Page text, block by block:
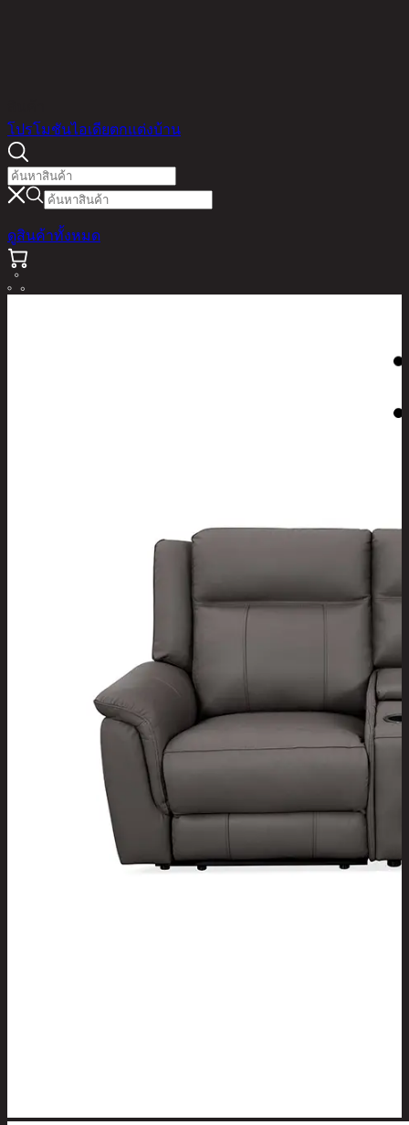
โปรโมชันไอเดียตกแต่งบ้าน
ดูสินค้าทั้งหมด